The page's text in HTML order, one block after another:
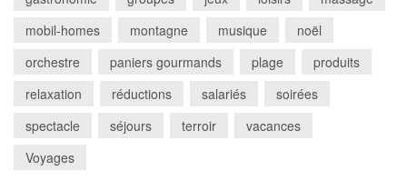
mobil-homes
montagne musique
noël
orchestre
paniers gourmands plage
produits
relaxation
réductions salariés
soirées
spectacle
séjours terroir
vacances
Voyages